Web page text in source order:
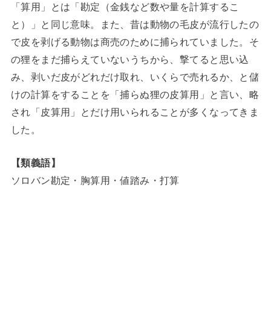
「算用」とは「勘定（金銭など数や量を計算するこ
と）」と同じ意味。また、昔は動物の毛皮が流行したの
で皮を剥げる動物は商売のために捕られていました。そ
の狸をまだ捕らえていないうちから、撃てると思い込
み、剥いだ皮がどれだけ取れ、いくらで売れるか、と儲
けの計算をすることを「捕らぬ狸の皮算用」と言い、略
され「皮算用」とだけ用いられることが多くなってきま
した。
【類義語】
ソロバン勘定・胸算用・値踏み・打算